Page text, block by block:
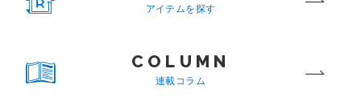
アイテムを探す
COLUMN
連載コラム